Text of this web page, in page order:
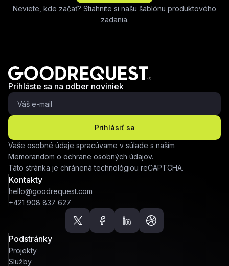
Neviete, kde začať? Stiahnite si našu šablónu produktového
zadania.
Prihláste sa na odber noviniek
Prihlásiť sa
Vaše osobné údaje spracúvame v súlade s naším
Memorandom o ochrane osobných údajov.
Táto stránka je chránená technológiou reCAPTCHA.
Kontakty
hello@goodrequest.com
+421 908 837 627
Podstránky
Projekty
Služby